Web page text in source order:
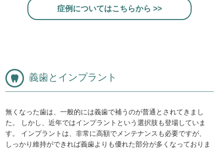
症例についてはこちらから >>
義歯とインプラント
無くなった歯は、一般的には義歯で補うのが普通とされてきまし
た。 しかし、近年ではインプラントという選択肢も登場していま
す。 インプラントは、非常に高額でメンテナンスも必要ですが、
しっかり維持ができれば義歯よりも優れた部分が多くなっておりま